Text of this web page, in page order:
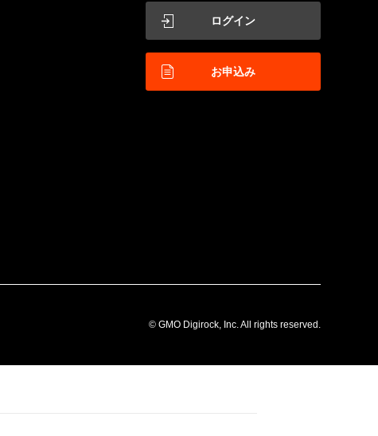
ログイン
お申込み
© GMO Digirock, Inc. All rights reserved.